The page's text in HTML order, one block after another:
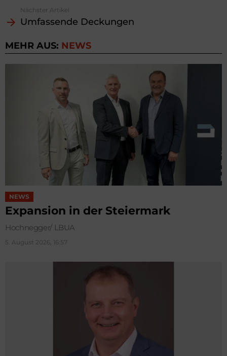
Nächster Artikel
Umfassende Deckungen
MEHR AUS: NEWS
NEWS
Expansion in der Steiermark
Hochnegger/ LBUA
5. August 2026, 16:57